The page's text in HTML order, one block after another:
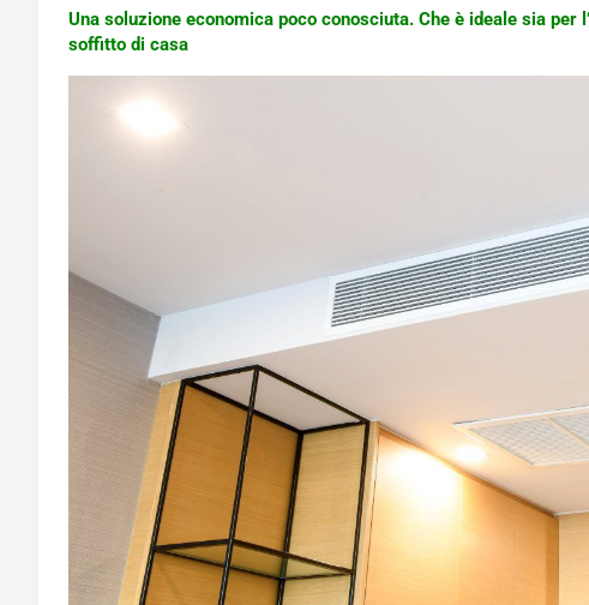
Una soluzione economica poco conosciuta. Che è ideale sia per
soffitto di casa